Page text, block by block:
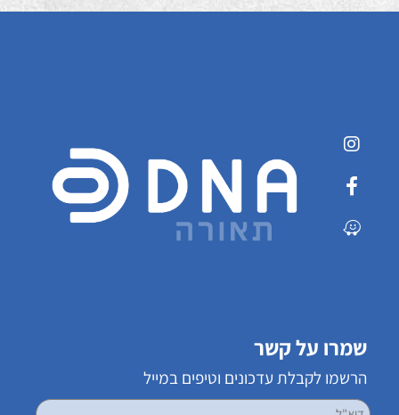
שמרו על קשר
הרשמו לקבלת עדכונים וטיפים במייל